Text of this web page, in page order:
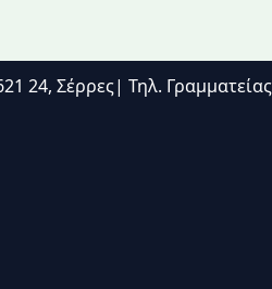
24, Σέρρες| Τηλ.